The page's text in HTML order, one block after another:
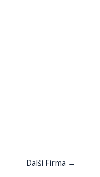
Další Firma →